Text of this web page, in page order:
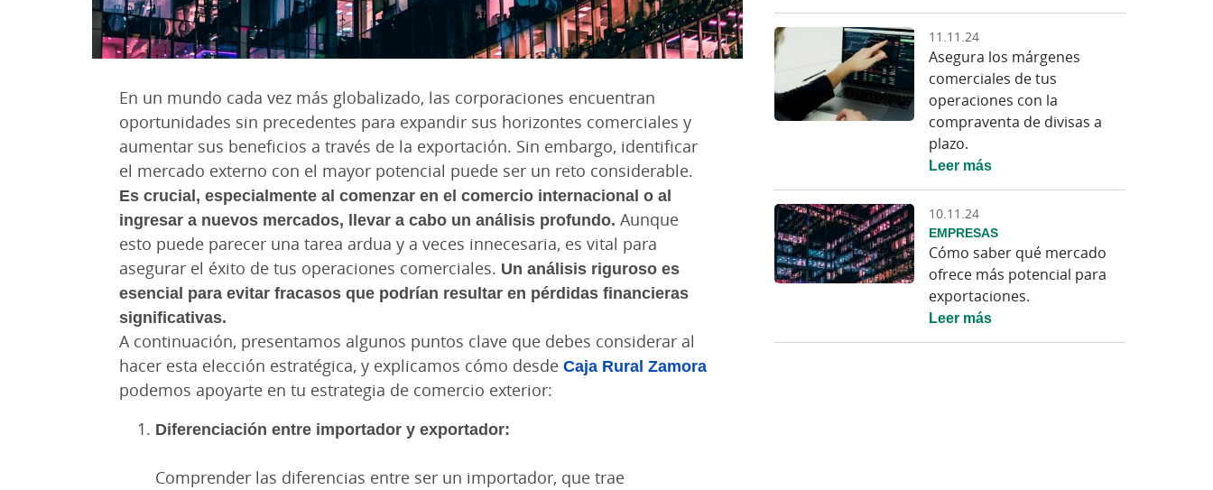
En un mundo cada vez más globalizado, las corporaciones encuentran
oportunidades sin precedentes para expandir sus horizontes comerciales y
aumentar sus beneficios a través de la exportación. Sin embargo, identificar
el mercado externo con el mayor potencial puede ser un reto considerable.
Es crucial, especialmente al comenzar en el comercio internacional o al
ingresar a nuevos mercados, llevar a cabo un análisis profundo. Aunque
esto puede parecer una tarea ardua y a veces innecesaria, es vital para
asegurar el éxito de tus operaciones comerciales. Un análisis riguroso es
esencial para evitar fracasos que podrían resultar en pérdidas financieras
significativas.
A continuación, presentamos algunos puntos clave que debes considerar al
hacer esta elección estratégica, y explicamos cómo desde Caja Rural Zamora
podemos apoyarte en tu estrategia de comercio exterior:
Diferenciación entre importador y exportador:
Comprender las diferencias entre ser un importador, que trae
11.11.24
Asegura los márgenes
comerciales de tus
operaciones con la
compraventa de divisas a
plazo.
Leer más
10.11.24
EMPRESAS
Cómo saber qué mercado
ofrece más potencial para
exportaciones.
Leer más